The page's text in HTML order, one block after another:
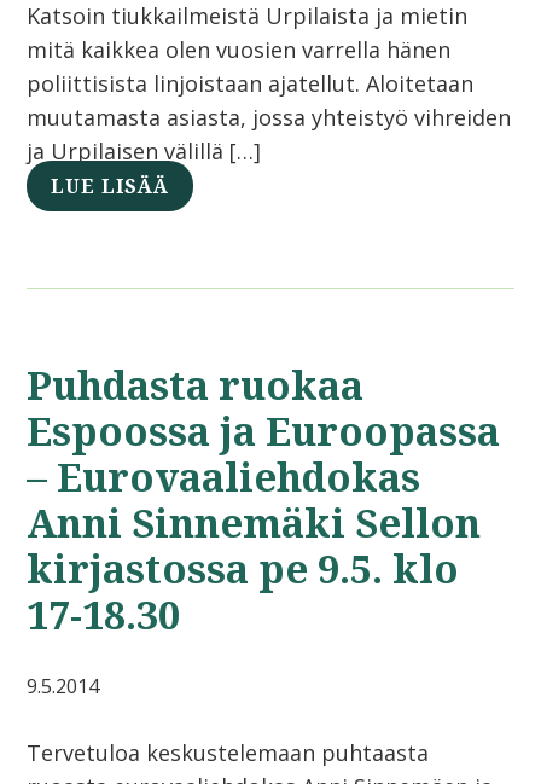
Katsoin tiukkailmeistä Urpilaista ja mietin
mitä kaikkea olen vuosien varrella hänen
poliittisista linjoistaan ajatellut. Aloitetaan
muutamasta asiasta, jossa yhteistyö vihreiden
ja Urpilaisen välillä […]
LUE LISÄÄ
Puhdasta ruokaa
Espoossa ja Euroopassa
– Eurovaaliehdokas
Anni Sinnemäki Sellon
kirjastossa pe 9.5. klo
17-18.30
9.5.2014
Tervetuloa keskustelemaan puhtaasta